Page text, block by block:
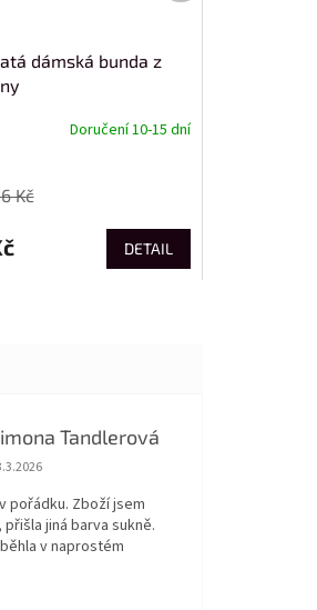
dámská bunda z
Doručení 10-15 dní
Kč
DETAIL
Tandlerová
obchodu je 5 z 5 hvězdiček.
pořádku. Zboží jsem
jiná barva sukně.
v naprostém